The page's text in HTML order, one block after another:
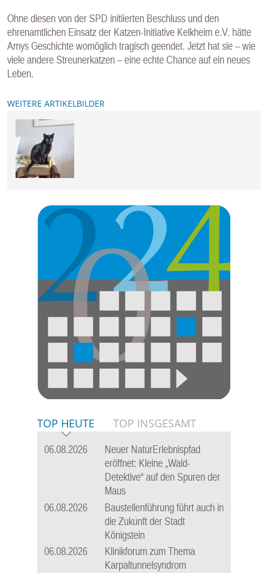
Ohne diesen von der SPD initiierten Beschluss und den
ehrenamtlichen Einsatz der Katzen-Initiative Kelkheim e.V. hätte
Amys Geschichte womöglich tragisch geendet. Jetzt hat sie – wie
viele andere Streunerkatzen – eine echte Chance auf ein neues
Leben.
WEITERE ARTIKELBILDER
TOP HEUTE TOP INSGESAMT
06.08.2026
Neuer NaturErlebnispfad
eröffnet: Kleine „Wald-
Detektive“ auf den Spuren der
Maus
06.08.2026
Baustellenführung führt auch in
die Zukunft der Stadt
Königstein
06.08.2026
Klinikforum zum Thema
Karpaltunnelsyndrom